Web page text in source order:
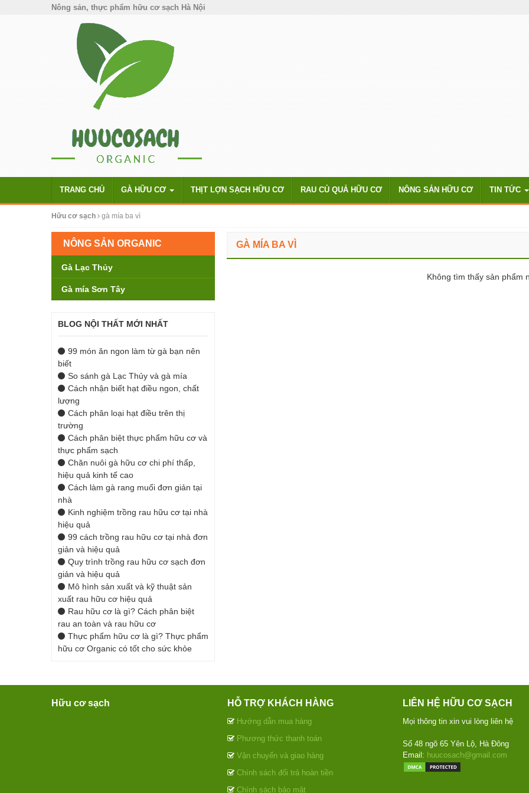
Nông sản, thực phẩm hữu cơ sạch Hà Nội
TRANG CHỦ GÀ HỮU CƠ THỊT LỢN SẠCH HỮU CƠ RAU CỦ QUẢ HỮU CƠ NÔNG SẢN HỮU CƠ TIN TỨC
Hữu cơ sạch gà mía ba vì
GÀ MÍA BA VÌ
Không tìm thấy sản phẩm
NÔNG SẢN ORGANIC
Gà Lạc Thủy
Gà mía Sơn Tây
BLOG NỘI THẤT MỚI NHẤT
99 món ăn ngon làm từ gà bạn nên
biết
So sánh gà Lạc Thủy và gà mía
Cách nhận biết hạt điều ngon, chất
lượng
Cách phân loại hạt điều trên thị
trường
Cách phân biệt thực phẩm hữu cơ và
thực phẩm sạch
Chăn nuôi gà hữu cơ chi phí thấp,
hiệu quả kinh tế cao
Cách làm gà rang muối đơn giản tại
nhà
Kinh nghiệm trồng rau hữu cơ tại nhà
hiệu quả
99 cách trồng rau hữu cơ tại nhà đơn
giản và hiệu quả
Quy trình trồng rau hữu cơ sạch đơn
giản và hiệu quả
Mô hình sản xuất và kỹ thuật sản
xuất rau hữu cơ hiệu quả
Rau hữu cơ là gì? Cách phân biệt
rau an toàn và rau hữu cơ
Thực phẩm hữu cơ là gì? Thực phẩm
hữu cơ Organic có tốt cho sức khỏe
Hữu cơ sạch HỖ TRỢ KHÁCH HÀNG
Hướng dẫn mua hàng
Phương thức thanh toán
Vận chuyển và giao hàng
Chính sách đổi trả hoàn tiền
Chính sách bảo mật
LIÊN HỆ HỮU CƠ SẠCH
Mọi thông tin xin vui lòng liên hệ
Số 48 ngõ 65 Yên Lộ, Hà Đông
Email: huucosach@gmail.com